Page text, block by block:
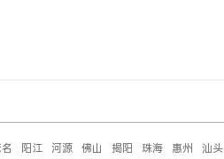
阳江 河源 佛山 揭阳 珠海 惠州 汕头